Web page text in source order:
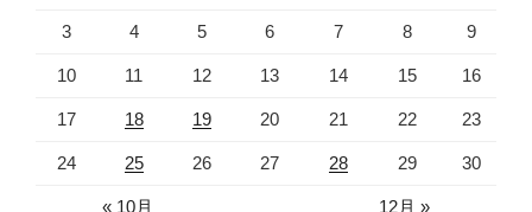
3 4 5 6 7 8 9
10 11 12 13 14 15 16
17 18 19 20 21 22 23
24 25 26 27 28 29 30
« 10月 12月 »